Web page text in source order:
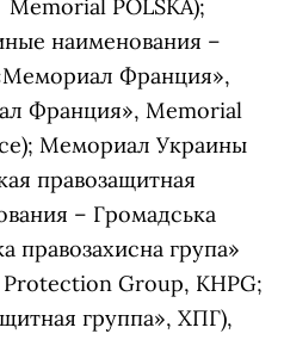
POLSKA);
наименования –
Франция»,
Франция», Memorial
Мемориал Украины
правозащитная
– Громадська
правозахисна група»
Group, KHPG;
группа», ХПГ),